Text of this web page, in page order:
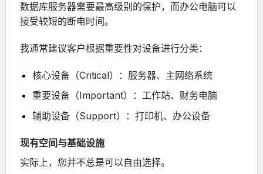
数据库服务器需要最高级别的保护，而办公电脑可以
接受较短的断电时间。
我通常建议客户根据重要性对设备进行分类：
核心设备（Critical）：服务器、主网络系统
重要设备（Important）：工作站、财务电脑
辅助设备（Support）：打印机、办公设备
现有空间与基础设施
实际上，您并不总是可以自由选择。